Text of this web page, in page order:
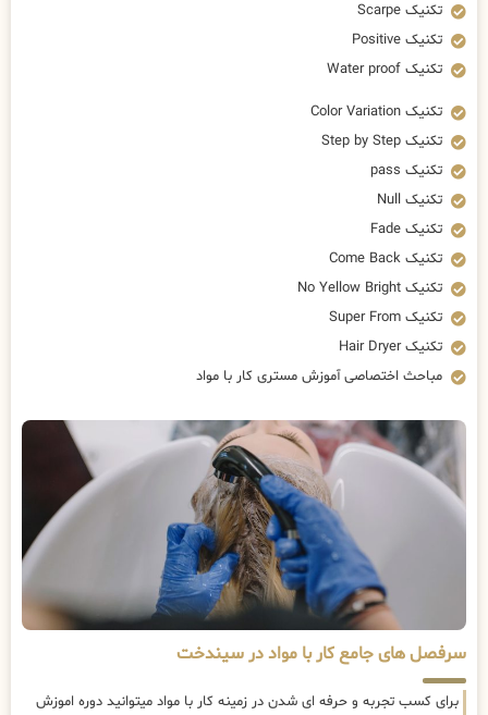
تکنیک Scarpe
تکنیک Positive
تکنیک Water proof
تکنیک Color Variation
تکنیک Step by Step
تکنیک pass
تکنیک Null
تکنیک Fade
تکنیک Come Back
تکنیک No Yellow Bright
تکنیک Super From
تکنیک Hair Dryer
مباحث اختصاصی آموزش مستری کار با مواد
سرفصل های جامع کار با مواد در سیندخت
برای کسب تجربه و حرفه ای شدن در زمینه کار با مواد میتوانید دوره اموزش